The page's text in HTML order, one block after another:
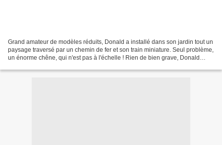
Grand amateur de modèles réduits, Donald a installé dans son jardin tout un
paysage traversé par un chemin de fer et son train miniature. Seul problème,
un énorme chêne, qui n'est pas à l'échelle ! Rien de bien grave, Donald